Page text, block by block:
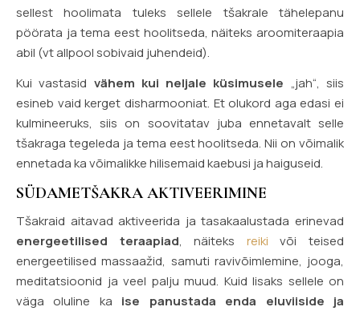
sellest hoolimata tuleks sellele tšakrale tähelepanu
pöörata ja tema eest hoolitseda, näiteks aroomiteraapia
abil (vt allpool sobivaid juhendeid).
Kui vastasid vähem kui neljale küsimusele „jah“, siis
esineb vaid kerget disharmooniat. Et olukord aga edasi ei
kulmineeruks, siis on soovitatav juba ennetavalt selle
tšakraga tegeleda ja tema eest hoolitseda. Nii on võimalik
ennetada ka võimalikke hilisemaid kaebusi ja haiguseid.
SÜDAMETŠAKRA AKTIVEERIMINE
Tšakraid aitavad aktiveerida ja tasakaalustada erinevad
energeetilised teraapiad, näiteks reikivõi teised
energeetilised massaažid, samuti ravivõimlemine, jooga,
meditatsioonid ja veel palju muud. Kuid lisaks sellele on
väga oluline ka ise panustada enda eluviiside ja